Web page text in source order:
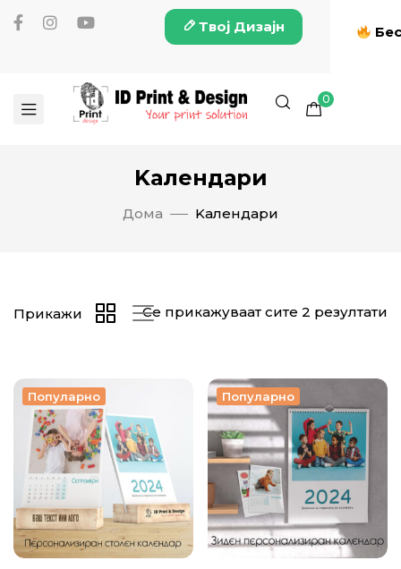
Твој Дизајн
0
Kалендари
Дома Kалендари
Се прикажуваат сите 2 резултати
Прикажи
Популарно Популарно